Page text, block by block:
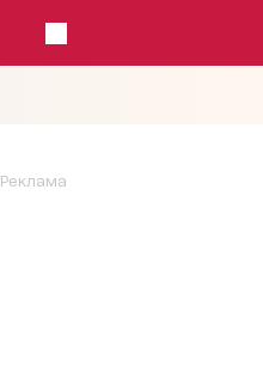
Реклама